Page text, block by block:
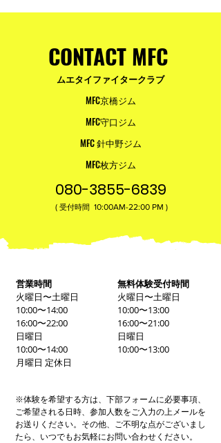
皆様へ
CONTACT MFC
ムエタイファイタークラブ
MFC京橋ジム
MFC守口ジム
MFC 針中野ジム
MFC枚方ジム
080-3855-6839
( 受付時間 10:00AM-22:00​ PM )
営業時間
火曜日〜土曜日
10:00〜14:00
16:00〜22:00
日曜日
10:00〜14:00
月曜日 定休日
無料体験受付時間
火曜日〜土曜日
10:00〜13:00
16:00〜21:00
日曜日
10:00〜13:00
※体験を希望する方は、下部フォームに必要事項、
ご希望される日時、参加人数をご入力の上メールを
お送りください。その他、ご不明な点がございまし
たら、いつでもお気軽にお問い合わせください。